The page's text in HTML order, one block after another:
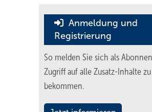
Anmeldung und
Registrierung
So melden Sie sich als
Zugriff auf alle Zusatz-Inhalte zu
bekommen.